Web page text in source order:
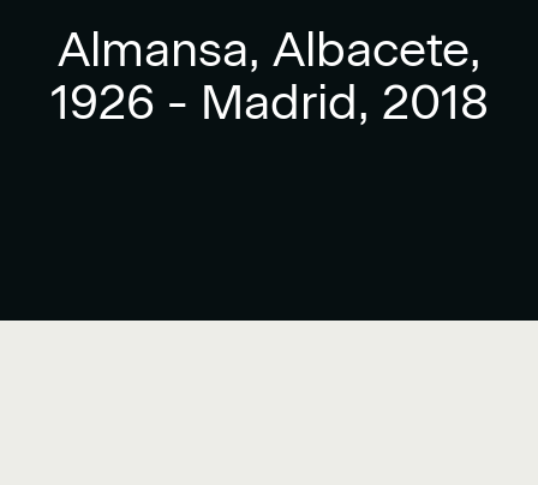
Almansa, Albacete,
1926 - Madrid, 2018